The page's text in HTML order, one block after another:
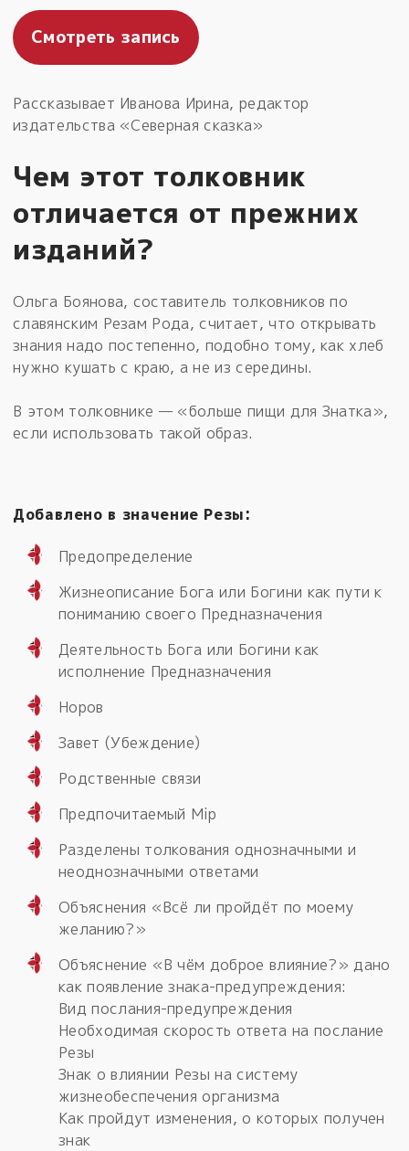
Смотреть запись
Рассказывает Иванова Ирина, редактор
издательства «Северная сказка»
Чем этот толковник
отличается от прежних
изданий?
Ольга Боянова, составитель толковников по
славянским Резам Рода, считает, что открывать
знания надо постепенно, подобно тому, как хлеб
нужно кушать с краю, а не из середины.
В этом толковнике — «больше пищи для Знатка»,
если использовать такой образ.
Добавлено в значение Резы:
Предопределение
Жизнеописание Бога или Богини как пути к
пониманию своего Предназначения
Деятельность Бога или Богини как
исполнение Предназначения
Норов
Завет (Убеждение)
Родственные связи
Предпочитаемый Мiр
Разделены толкования однозначными и
неоднозначными ответами
Объяснения «Всё ли пройдёт по моему
желанию?»
Объяснение «В чём доброе влияние?» дано
как появление знака-предупреждения:
Вид послания-предупреждения
Необходимая скорость ответа на послание
Резы
Знак о влиянии Резы на систему
жизнеобеспечения организма
Как пройдут изменения, о которых получен
знак